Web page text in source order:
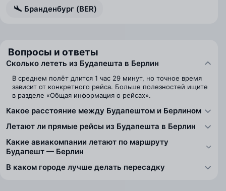
Бранденбург (BER)
Вопросы и ответы
Сколько лететь из Будапешта в Берлин
В среднем полёт длится 1 час 29 минут, но точное время
зависит от конкретного рейса. Больше полезностей ищите
в разделе «Общая информация о рейсах».
Какое расстояние между Будапештом и Берлином
Летают ли прямые рейсы из Будапешта в Берлин
Какие авиакомпании летают по маршруту
Будапешт — Берлин
В каком городе лучше делать пересадку